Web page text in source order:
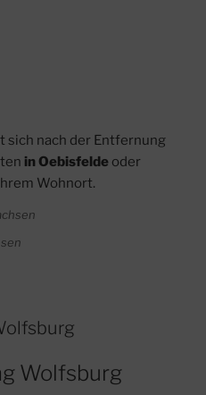
sich nach der Entfernung
in Oebisfelde oder
Wohnort.
Wolfsburg